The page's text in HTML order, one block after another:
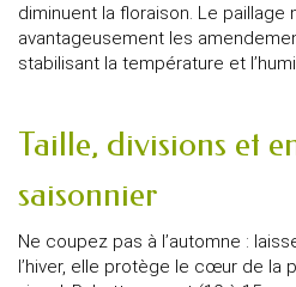
diminuent la floraison. Le paillage
avantageusement les
stabilisant la température et
Taille, divisions et
saisonnier
Ne coupez pas à l’automne :
l’hiver, elle protège le cœur de la